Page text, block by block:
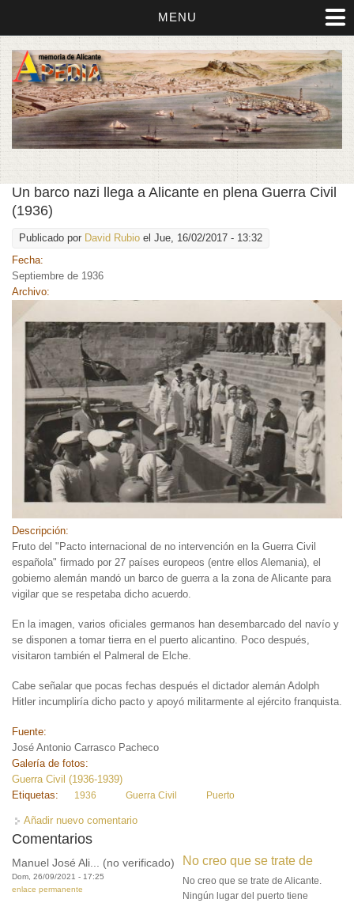
MENU
Un barco nazi llega a Alicante en plena Guerra Civil
(1936)
Publicado por David Rubio el Jue, 16/02/2017 - 13:32
Fecha:
Septiembre de 1936
Archivo:
Descripción:
Fruto del "Pacto internacional de no intervención en la Guerra Civil
española" firmado por 27 países europeos (entre ellos Alemania), el
gobierno alemán mandó un barco de guerra a la zona de Alicante para
vigilar que se respetaba dicho acuerdo.
En la imagen, varios oficiales germanos han desembarcado del navío y
se disponen a tomar tierra en el puerto alicantino. Poco después,
visitaron también el Palmeral de Elche.
Cabe señalar que pocas fechas después el dictador alemán Adolph
Hitler incumpliría dicho pacto y apoyó militarmente al ejército franquista.
Fuente:
José Antonio Carrasco Pacheco
Galería de fotos:
Guerra Civil (1936-1939)
Etiquetas:
1936 Guerra Civil Puerto
Añadir nuevo comentario
Comentarios
Manuel José Ali... (no verificado)
Dom, 26/09/2021 - 17:25
enlace permanente
No creo que se trate de
No creo que se trate de Alicante.
Ningún lugar del puerto tiene